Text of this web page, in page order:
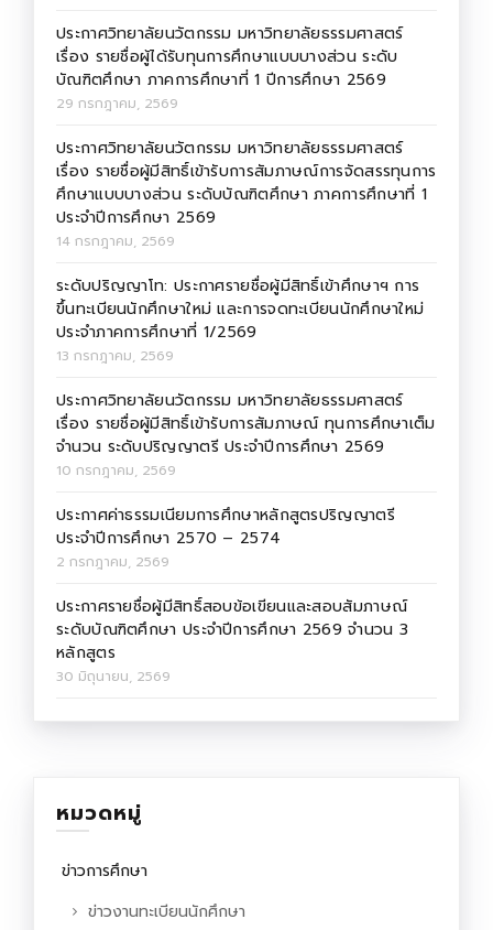
ประกาศวิทยาลัยนวัตกรรม มหาวิทยาลัยธรรมศาสตร์
เรื่อง รายชื่อผู้ได้รับทุนการศึกษาแบบบางส่วน ระดับ
บัณฑิตศึกษา ภาคการศึกษาที่ 1 ปีการศึกษา 2569
29 กรกฎาคม, 2569
ประกาศวิทยาลัยนวัตกรรม มหาวิทยาลัยธรรมศาสตร์
เรื่อง รายชื่อผู้มีสิทธิ์เข้ารับการสัมภาษณ์การจัดสรรทุนการ
ศึกษาแบบบางส่วน ระดับบัณฑิตศึกษา ภาคการศึกษาที่ 1
ประจำปีการศึกษา 2569
14 กรกฎาคม, 2569
ระดับปริญญาโท: ประกาศรายชื่อผู้มีสิทธิ์เข้าศึกษาฯ การ
ขึ้นทะเบียนนักศึกษาใหม่ และการจดทะเบียนนักศึกษาใหม่
ประจำภาคการศึกษาที่ 1/2569
13 กรกฎาคม, 2569
ประกาศวิทยาลัยนวัตกรรม มหาวิทยาลัยธรรมศาสตร์
เรื่อง รายชื่อผู้มีสิทธิ์เข้ารับการสัมภาษณ์ ทุนการศึกษาเต็ม
จำนวน ระดับปริญญาตรี ประจำปีการศึกษา 2569
10 กรกฎาคม, 2569
ประกาศค่าธรรมเนียมการศึกษาหลักสูตรปริญญาตรี
ประจำปีการศึกษา 2570 – 2574
2 กรกฎาคม, 2569
ประกาศรายชื่อผู้มีสิทธิ์สอบข้อเขียนและสอบสัมภาษณ์
ระดับบัณฑิตศึกษา ประจำปีการศึกษา 2569 จำนวน 3
หลักสูตร
30 มิถุนายน, 2569
หมวดหมู่
ข่าวการศึกษา
ข่าวงานทะเบียนนักศึกษา